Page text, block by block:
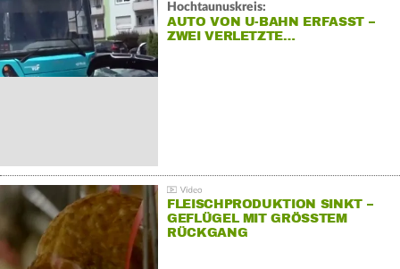
Hochtaunuskreis:
AUTO VON U-BAHN ERFASST –
ZWEI VERLETZTE…
FLEISCHPRODUKTION SINKT –
GEFLÜGEL MIT GRÖSSTEM R
ÜCKGANG